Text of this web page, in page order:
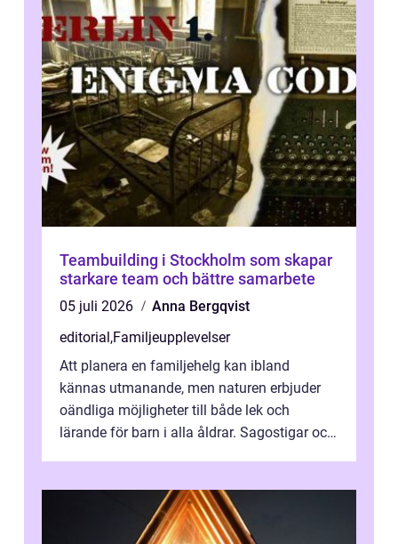
Teambuilding i Stockholm som skapar
starkare team och bättre samarbete
05 juli 2026
Anna Bergqvist
editorial ,Familjeupplevelser
Att planera en familjehelg kan ibland
kännas utmanande, men naturen erbjuder
oändliga möjligheter till både lek och
lärande för barn i alla åldrar. Sagostigar och